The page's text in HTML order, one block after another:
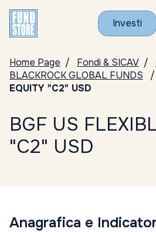
Investi
Home Page Fondi & SICAV
BLACKROCK GLOBAL FUNDS
EQUITY "C2" USD
BGF US
"C2" USD
Anagrafica e